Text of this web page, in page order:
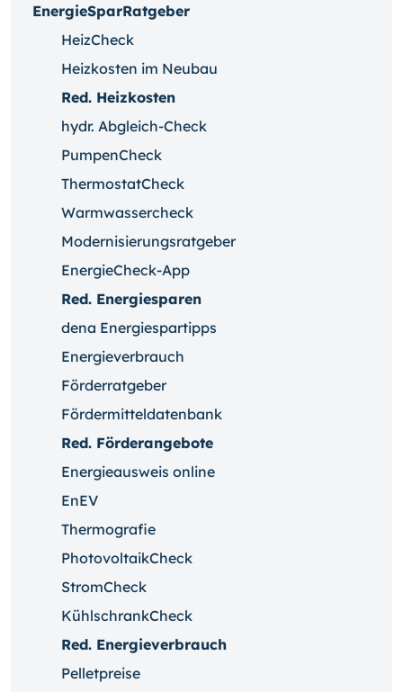
EnergieSparRatgeber
HeizCheck
Heizkosten im Neubau
Red. Heizkosten
hydr. Abgleich-Check
PumpenCheck
ThermostatCheck
Warmwassercheck
Modernisierungsratgeber
EnergieCheck-App
Red. Energiesparen
dena Energiespartipps
Energieverbrauch
Förderratgeber
Fördermitteldatenbank
Red. Förderangebote
Energieausweis online
EnEV
Thermografie
PhotovoltaikCheck
StromCheck
KühlschrankCheck
Red. Energieverbrauch
Pelletpreise